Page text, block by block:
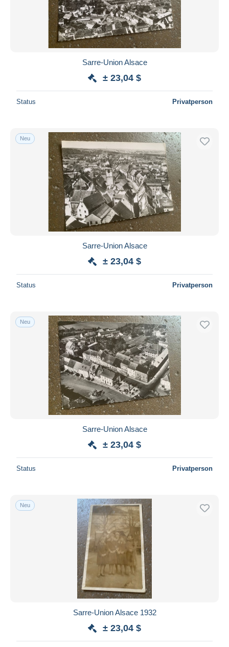
Sarre-Union Alsace
± 23,04 $
Status Privatperson
Neu
Sarre-Union Alsace
± 23,04 $
Status Privatperson
Neu
Sarre-Union Alsace
± 23,04 $
Status Privatperson
Neu
Sarre-Union Alsace 1932
± 23,04 $